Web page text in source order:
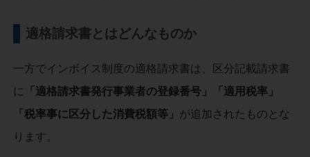
適格請求書とはどんなものか
一方でインボイス制度の適格請求書は、区分記載請求書
に
「適格請求書発行事業者の登録番号」「適用税率」
「税率事に区分した消費税額等」 が追加されたものとな
ります。